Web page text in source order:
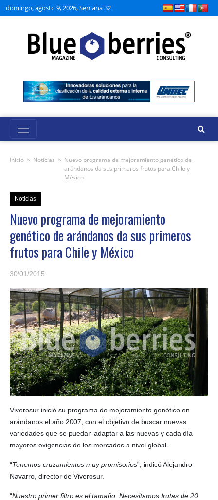
domingo, agosto 9, 2026, Semana 32
Inicio > Noticias > Nuevo programa de mejoramiento genético de
arándanos da sus primeros frutos para Chile y
México
Noticias
Nuevo programa de mejoramiento
genético de arándanos da sus primeros
frutos para Chile y México
30/01/2015
Viverosur inició su programa de mejoramiento genético en
arándanos el año 2007, con el objetivo de buscar nuevas
variedades que se puedan adaptar a las nuevas y cada día
mayores exigencias de los mercados a nivel global.
“Tenemos cruzamientos muy promisorios”, indicó Alejandro
Navarro, director de Viverosur.
“Nuestro primer filtro es el tamaño. Necesitamos frutas de 20